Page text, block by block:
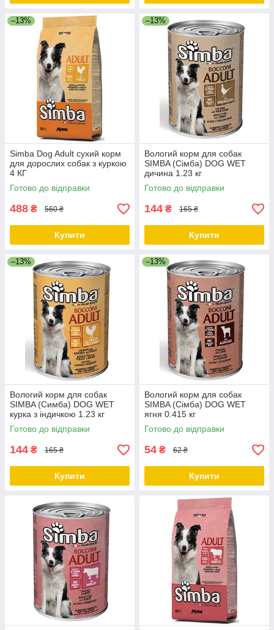
–13%
Simba Dog Adult сухий корм
для дорослих собак з куркою
4 КГ
Готово до відправки
488 ₴ 560 ₴
Купити
–13%
Вологий корм для собак
SIMBA (Сімба) DOG WET
дичина 1.23 кг
Готово до відправки
144 ₴ 165 ₴
Купити
–13%
Вологий корм для собак
SIMBA (Симба) DOG WET
курка з індичкою 1.23 кг
Готово до відправки
144 ₴ 165 ₴
Купити
–13%
Вологий корм для собак
SIMBA (Сімба) DOG WET
ягня 0.415 кг
Готово до відправки
54 ₴ 62 ₴
Купити